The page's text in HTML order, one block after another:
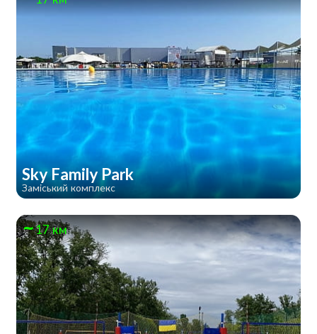
Sky Family Park
Заміський комплекс
17 км